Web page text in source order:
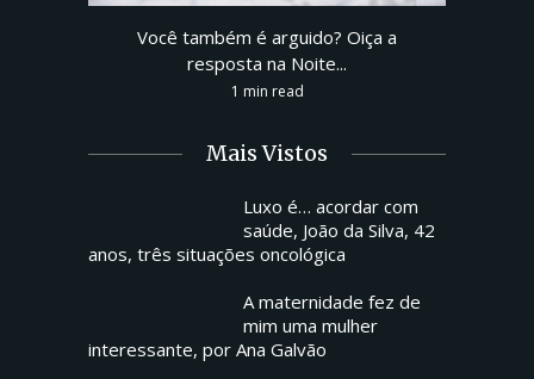
Você também é arguido? Oiça a
resposta na Noite...
1 min read
Mais Vistos
Luxo é… acordar com
saúde, João da Silva, 42
anos, três situações oncológica
A maternidade fez de
mim uma mulher
interessante, por Ana Galvão